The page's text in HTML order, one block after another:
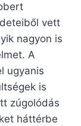
vett
nagyon is
A
ugyanis
is
zúgolódás
háttérbe